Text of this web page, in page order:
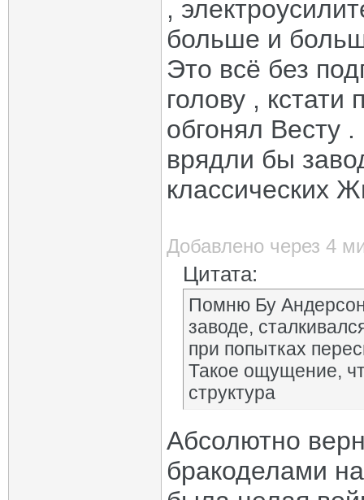
,
больше и
Это всё без
голову ,
обгонял Весту
врядли бы
классических
Добавлено через 4
Цитата:
Помню Бу
заводе,
при попытках
Такое ощущение,
структура
Абсолютно
бракоделами